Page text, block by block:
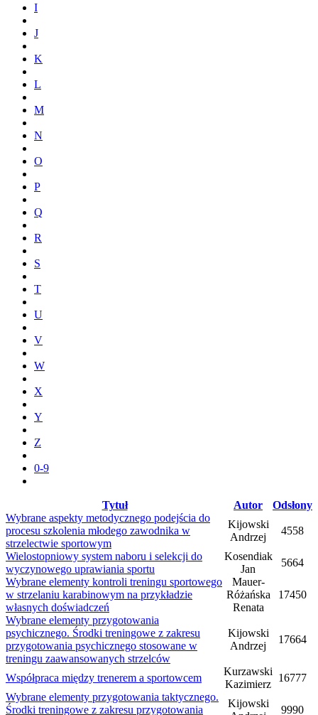
I
J
K
L
M
N
O
P
Q
R
S
T
U
V
W
X
Y
Z
0-9
Tytuł Autor
Odsłony
Wybrane aspekty metodycznego podejścia do
procesu szkolenia młodego zawodnika w
strzelectwie sportowym
Kijowski
Andrzej
4558
Wielostopniowy system naboru i selekcji do
wyczynowego uprawiania sportu
Kosendiak
Jan
5664
Wybrane elementy kontroli treningu sportowego
w strzelaniu karabinowym na przykładzie
własnych doświadczeń
Mauer-
Różańska
Renata
17450
Wybrane elementy przygotowania
psychicznego. Środki treningowe z zakresu
przygotowania psychicznego stosowane w
treningu zaawansowanych strzelców
Kijowski
Andrzej
17664
Współpraca między trenerem a sportowcem
Kurzawski
Kazimierz
16777
Wybrane elementy przygotowania taktycznego.
Środki treningowe z zakresu przygotowania
Kijowski
9990